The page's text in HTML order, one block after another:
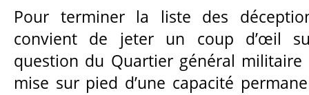
Pour terminer la liste des
convient de jeter un coup d’œil
question du Quartier général militaire
mise sur pied d’une capacité